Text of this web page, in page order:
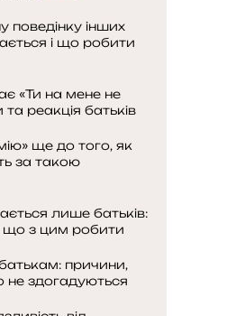
поведінку інших
і що робити
«Ти на мене не
реакція батьків
ще до того, як
за такою
лише батьків:
що з цим робити
причини,
не здогадуються